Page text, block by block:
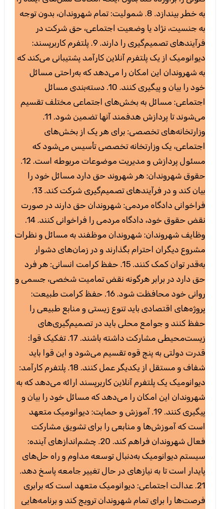
به خطر بیندازد. 8. شمولیت: تمام شهروندان، بدون توجه
به جنسیت، نژاد یا وضعیت اجتماعی، حق شرکت در
فرآیندهای تصمیم‌گیری را دارند. 9. پلتفرم کاربرپسند:
دیوانومیک از یک پلتفرم آنلاین کارآمد پشتیبانی می‌کند که
به شهروندان این امکان را می‌دهد که به‌راحتی مسائل
خود را بیان و پیگیری کنند. 10. دسته‌بندی مسائل
اجتماعی: مسائل به بخش‌های اجتماعی مختلف تقسیم
می‌شوند تا پردازش هدفمند آنها تضمین شود. 11.
وزارتخانه‌های تخصصی: برای هر یک از بخش‌های
اجتماعی، یک وزارتخانه تخصصی تأسیس می‌شود که
مسئول پردازش و مدیریت موضوعات مربوطه است. 12.
حقوق شهروندان: هر شهروند حق دارد مسائل خود را
بیان کند و در فرآیندهای تصمیم‌گیری شرکت کند. 13.
فراخوانی دادگاه مردمی: شهروندان حق دارند در صورت
نقض حقوق خود، دادگاه مردمی را فراخوانی کنند. 14.
وظایف شهروندان: شهروندان موظفند به مسائل و نظرات
مشروع دیگران احترام بگذارند و در زمان‌های دشوار
به‌قدر توان کمک کنند. 15. حفظ کرامت انسانی: هر فرد
حق دارد در برابر هرگونه نقض تمامیت شخصی، جسمی و
روانی خود محافظت شود. 16. حفظ کرامت طبیعت:
پروژه‌های اقتصادی باید تنوع زیستی و منابع طبیعی را
حفظ کنند و جوامع محلی باید در تصمیم‌گیری‌های
زیست‌محیطی مشارکت داشته باشند. 17. تفکیک قوا:
قدرت دولتی به پنج قوه تقسیم می‌شود و این قوا باید
شفاف و مستقل از یکدیگر عمل کنند. 18. پلتفرم کارآمد:
دیوانومیک یک پلتفرم آنلاین کاربرپسند ارائه می‌دهد که به
شهروندان این امکان را می‌دهد که مسائل خود را بیان و
پیگیری کنند. 19. آموزش و حمایت: دیوانومیک متعهد
است که آموزش‌ها و منابعی را برای تشویق مشارکت
فعال شهروندان فراهم کند. 20. چشم‌اندازهای آینده:
سیستم دیوانومیک به‌دنبال توسعه مداوم و راه حل‌های
پایدار است تا به نیازهای در حال تغییر جامعه پاسخ دهد.
21. عدالت اجتماعی: دیوانومیک متعهد است که برابری
فرصت‌ها را برای تمام شهروندان ترویج کند و برنامه‌هایی